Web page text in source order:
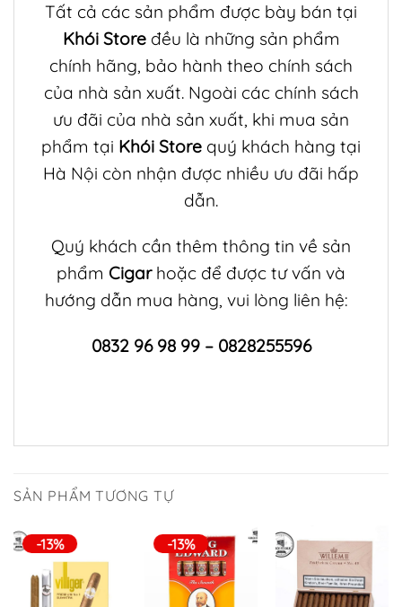
Tất cả các sản phẩm được bày bán tại
Khói Stoređều là những sản phẩm
chính hãng, bảo hành theo chính sách
của nhà sản xuất. Ngoài các chính sách
ưu đãi của nhà sản xuất, khi mua sản
phẩm tại Khói Store quý khách hàng tại
Hà Nội còn nhận được nhiều ưu đãi hấp
dẫn.
Quý khách cần thêm thông tin về sản
phẩm Cigar hoặc để được tư vấn và
hướng dẫn mua hàng, vui lòng liên hệ:
0832 96 98 99 – 0828255596
SẢN PHẨM TƯƠNG TỰ
-13% -13%